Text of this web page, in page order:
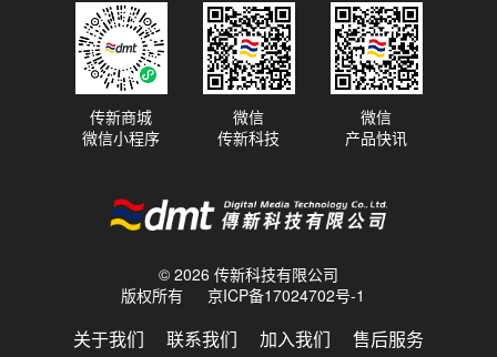
© 2026 传新科技有限公司
版权所有
京ICP备17024702号-1
关于我们 联系我们 加入我们 售后服务
传新商城
微信小程序
微信
传新科技
微信
产品快讯